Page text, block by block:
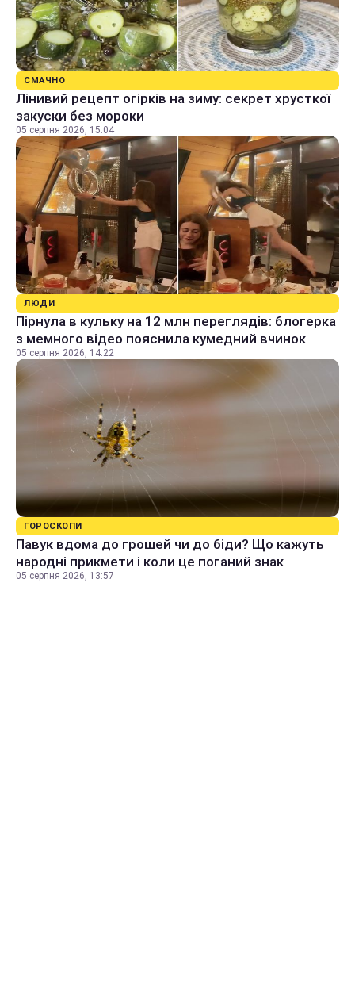
СМАЧНО
Лінивий рецепт огірків на зиму: секрет хрусткої
закуски без мороки
05 серпня 2026, 15:04
ЛЮДИ
Пірнула в кульку на 12 млн переглядів: блогерка
з мемного відео пояснила кумедний вчинок
05 серпня 2026, 14:22
ГОРОСКОПИ
Павук вдома до грошей чи до біди? Що кажуть
народні прикмети і коли це поганий знак
05 серпня 2026, 13:57